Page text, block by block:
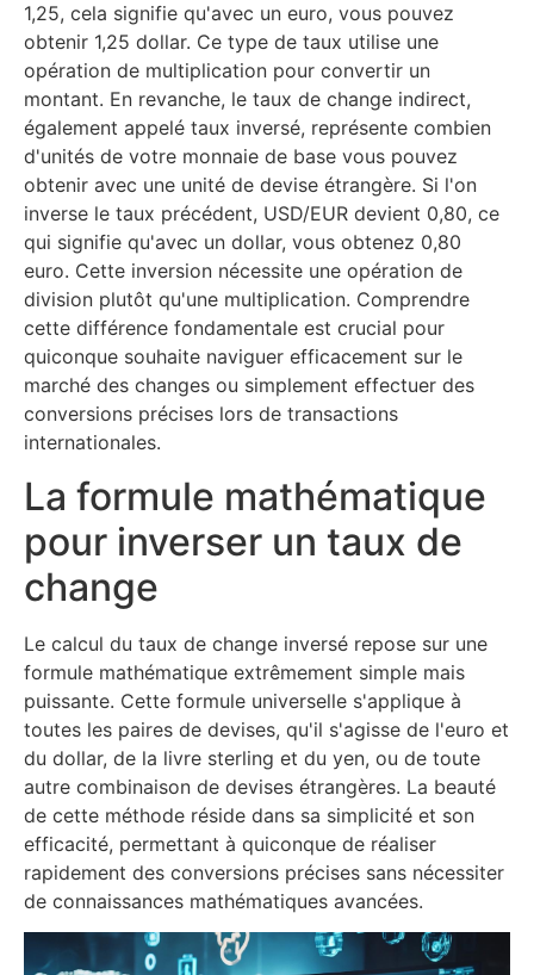
1,25, cela signifie qu'avec un euro, vous pouvez
obtenir 1,25 dollar. Ce type de taux utilise une
opération de multiplication pour convertir un
montant. En revanche, le taux de change indirect,
également appelé taux inversé, représente combien
d'unités de votre monnaie de base vous pouvez
obtenir avec une unité de devise étrangère. Si l'on
inverse le taux précédent, USD/EUR devient 0,80, ce
qui signifie qu'avec un dollar, vous obtenez 0,80
euro. Cette inversion nécessite une opération de
division plutôt qu'une multiplication. Comprendre
cette différence fondamentale est crucial pour
quiconque souhaite naviguer efficacement sur le
marché des changes ou simplement effectuer des
conversions précises lors de transactions
internationales.
La formule mathématique
pour inverser un taux de
change
Le calcul du taux de change inversé repose sur une
formule mathématique extrêmement simple mais
puissante. Cette formule universelle s'applique à
toutes les paires de devises, qu'il s'agisse de l'euro et
du dollar, de la livre sterling et du yen, ou de toute
autre combinaison de devises étrangères. La beauté
de cette méthode réside dans sa simplicité et son
efficacité, permettant à quiconque de réaliser
rapidement des conversions précises sans nécessiter
de connaissances mathématiques avancées.